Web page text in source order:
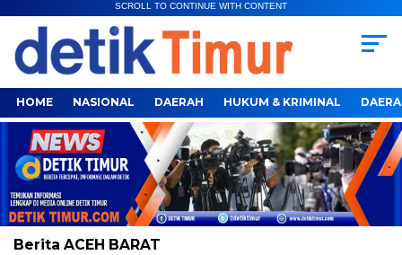
SCROLL TO CONTINUE WITH CONTENT
HOME NASIONAL DAERAH HUKUM & KRIMINAL
Berita ACEH BARAT